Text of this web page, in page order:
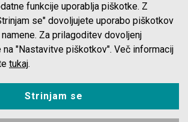
funkcije uporablja piškotke. Z
se" dovoljujete uporabo piškotkov
Za prilagoditev dovoljenj
"Nastavitve piškotkov". Več informacij
tukaj.
Strinjam se